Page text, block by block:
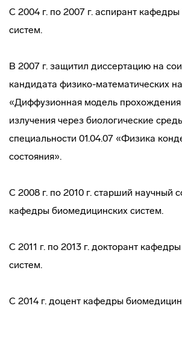
С 2004 г. по 2007 г. аспирант
систем.
В 2007 г. защитил диссертацию на
кандидата физико-математических
«Диффузионная модель прохождения
излучения через биологические
специальности 01.04.07 «Физика
состояния».
С 2008 г. по 2010 г. старший научный
кафедры биомедицинских систем.
С 2011 г. по 2013 г. докторант
систем.
С 2014 г. доцент кафедры